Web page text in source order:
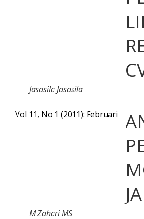
Jasasila Jasasila
Vol 11, No 1 (2011): Februari
M Zahari MS